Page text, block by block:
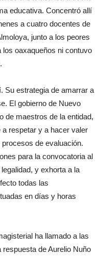
educativa. Concentró allí
a cuatro docentes de
junto a los peores
oaxaqueños ni contuvo
Su estrategia de amarrar a
El gobierno de Nuevo
de maestros de la entidad,
respetar y a hacer valer
de evaluación.
para la convocatoria al
y exhorta a la
todas las
en días y horas
ha llamado a las
de Aurelio Nuño